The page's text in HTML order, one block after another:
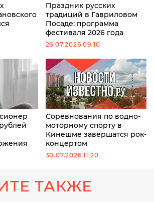
Праздник русских
традиций в Гавриловом
Посаде: программа
фестиваля 2026 года
26.07.2026 09:10
Соревнования по водно-
моторному спорту в
Кинешме завершатся рок-
концертом
30.07.2026 11:20
ТАКЖЕ